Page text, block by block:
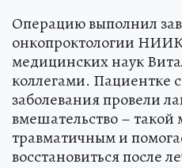
Операцию выполнил
онкопроктологии
медицинских наук
коллегами. Пациентке
заболевания провели
вмешательство – такой
травматичным и
восстановиться после